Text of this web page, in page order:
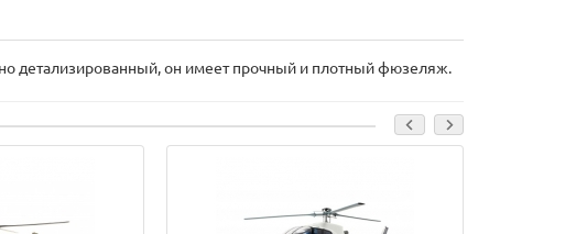
детализированный, он имеет прочный и плотный фюзеляж.